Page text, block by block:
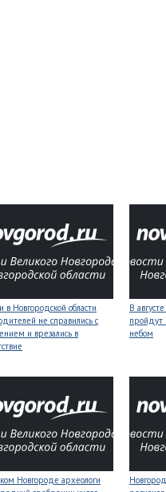
в Новгородской области
не справились с
и врезались в
В
небом
Новгороде археологи